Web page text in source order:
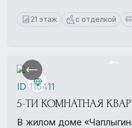
21 этаж с отделкой
5-ТИ КОМНАТНАЯ
В жилом доме
ID 116411